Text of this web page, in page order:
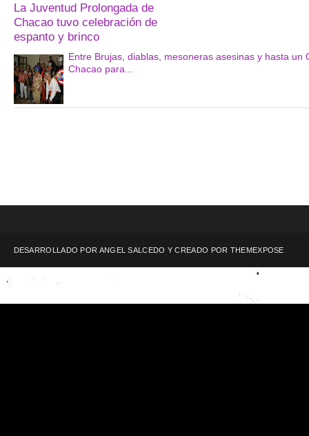
La Juventud Prolongada de
Chacao tuvo celebración de
espanto y brinco
Entre Brujas, diablas, mesoneras asesinas y hasta
Chacao para...
DESARROLLADO POR ANGEL SALCEDO Y CREADO POR THEMEXPOSE